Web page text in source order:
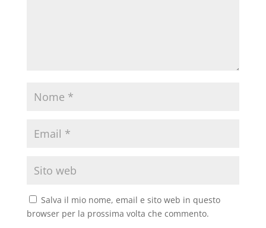
Salva il mio nome, email e sito web in questo
browser per la prossima volta che commento.